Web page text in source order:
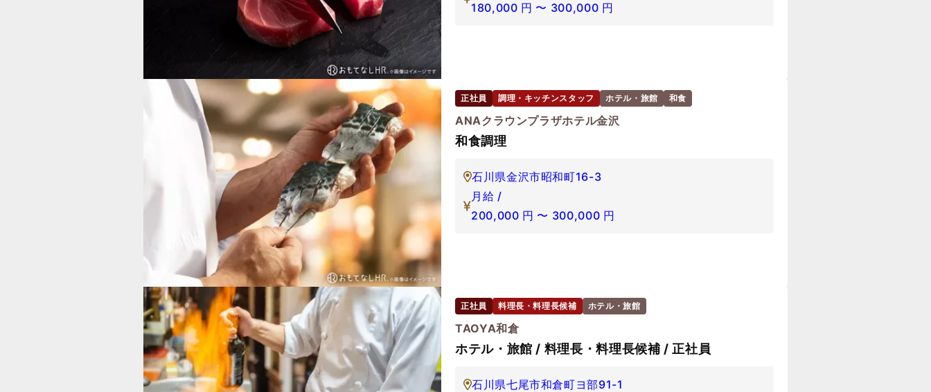
180,000 円 〜 300,000 円
正社員 調理・キッチンスタッフ ホテル・旅館 和食
ANAクラウンプラザホテル金沢
和食調理
石川県金沢市昭和町16-3
月給 /
200,000 円 〜 300,000 円
正社員 料理長・料理長候補 ホテル・旅館
TAOYA和倉
ホテル・旅館 / 料理長・料理長候補 / 正社員
石川県七尾市和倉町ヨ部91-1